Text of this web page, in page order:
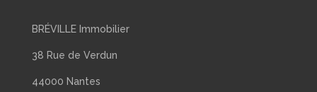
BRÉVILLE Immobilier
38 Rue de Verdun
44000 Nantes